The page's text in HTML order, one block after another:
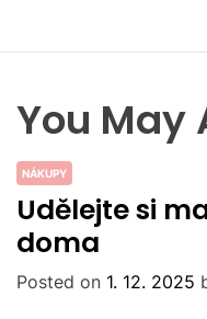
You May
NÁKUPY
Udělejte si
doma
Posted on 1. 12. 2025